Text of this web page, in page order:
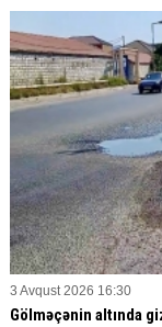
3 Avqust 2026 16:30
Gölməçənin altında